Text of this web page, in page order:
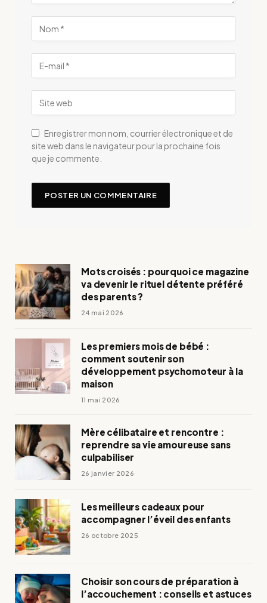
Enregistrer mon nom, courrier électronique et de
site web dans le navigateur pour la prochaine fois
que je commente.
Mots croisés : pourquoi ce magazine
va devenir le rituel détente préféré
des parents ?
24 mai 2026
Les premiers mois de bébé :
comment soutenir son
développement psychomoteur à la
maison
11 mai 2026
Mère célibataire et rencontre :
reprendre sa vie amoureuse sans
culpabiliser
26 janvier 2026
Les meilleurs cadeaux pour
accompagner l’éveil des enfants
26 octobre 2025
Choisir son cours de préparation à
l’accouchement : conseils et astuces